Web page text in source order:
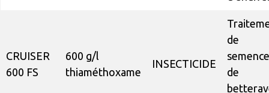
CRUISER
600 FS
600 g/l
thiaméthoxame
INSECTICIDE
de
de